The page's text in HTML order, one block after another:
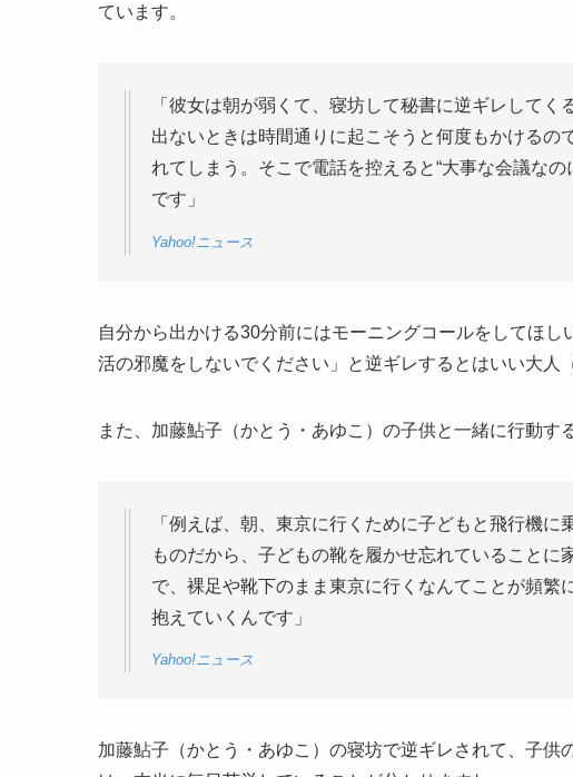
ています。
「彼女は朝が弱くて、寝坊して秘書に逆ギレして
出ないときは時間通りに起こそうと何度もかけるの
れてしまう。そこで電話を控えると“大事な会議な
です」
Yahoo!ニュース
自分から出かける30分前にはモーニングコールをしてほ
活の邪魔をしないでください」と逆ギレするとはいい大人
また、加藤鮎子（かとう・あゆこ）の子供と一緒に行動す
「例えば、朝、東京に行くために子どもと飛行機
ものだから、子どもの靴を履かせ忘れていること
で、裸足や靴下のまま東京に行くなんてことが頻繁
抱えていくんです」
Yahoo!ニュース
加藤鮎子（かとう・あゆこ）の寝坊で逆ギレされて、子